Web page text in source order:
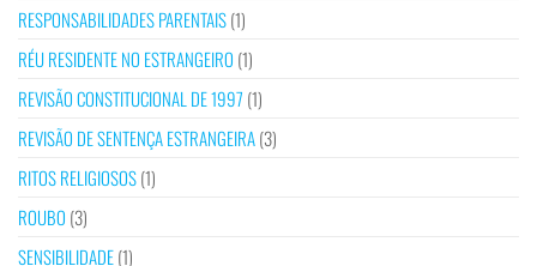
RESPONSABILIDADES PARENTAIS(1)
RÉU RESIDENTE NO ESTRANGEIRO (1)
REVISÃO CONSTITUCIONAL DE 1997 (1)
REVISÃO DE SENTENÇA ESTRANGEIRA(3)
RITOS RELIGIOSOS(1)
ROUBO (3)
SENSIBILIDADE(1)